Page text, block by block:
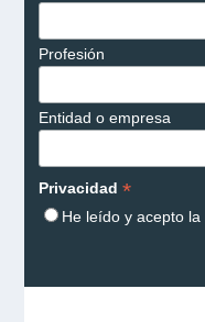
Profesión
Entidad o empresa
Privacidad *
He leído y acepto la